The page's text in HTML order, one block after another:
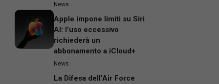
News
Apple impone limiti su Siri
AI: l’uso eccessivo
richiederà un
abbonamento a iCloud+
News
La Difesa dell’Air Force